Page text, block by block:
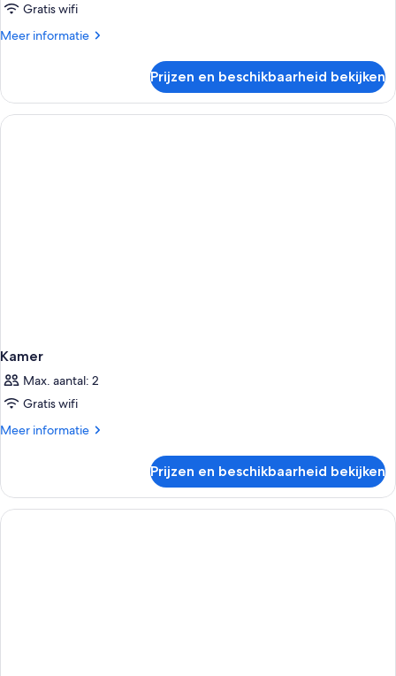
Gratis wifi
Meer informatie
Meer
Prijzen en beschikbaarheid bekijken
Kamer
Max. aantal: 2
Gratis wifi
Meer informatie
Meer
Prijzen en beschikbaarheid bekijken